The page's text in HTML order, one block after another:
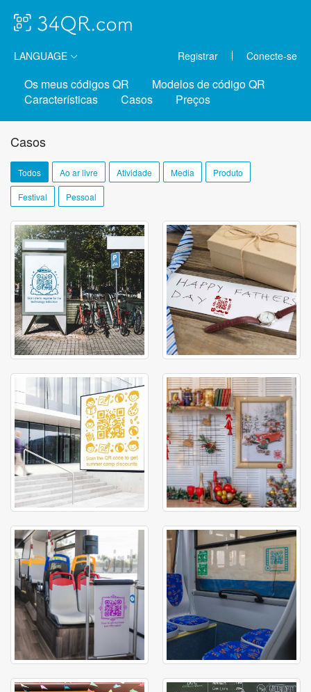
LANGUAGE Registrar Conecte-se
Os meus códigos QR
Modelos de código QR
Características
Casos Preços
Casos
Todos Ao ar livre Atividade Media Produto
Festival Pessoal